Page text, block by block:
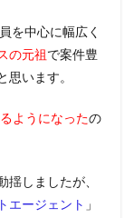
を中心に幅広く
の元祖で案件豊
思います。
ようになったの
しましたが、
エージェント 」